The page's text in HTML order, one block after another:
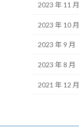
2023 年 11 月
2023 年 10 月
2023 年 9 月
2023 年 8 月
2021 年 12 月